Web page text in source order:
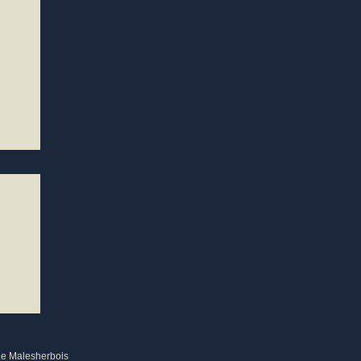
Malesherbois